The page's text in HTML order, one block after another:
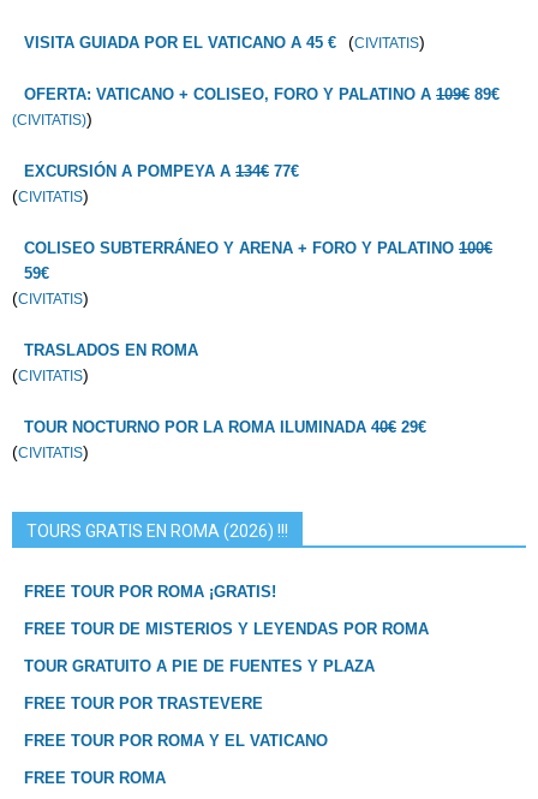
VISITA GUIADA POR EL VATICANO A 45 € (CIVITATIS)
OFERTA: VATICANO + COLISEO, FORO Y PALATINO A 109€ 89€
(CIVITATIS))
EXCURSIÓN A POMPEYA A 134€ 77€
(CIVITATIS)
COLISEO SUBTERRÁNEO Y ARENA + FORO Y PALATINO 100€
59€
(CIVITATIS)
TRASLADOS EN ROMA
(CIVITATIS)
TOUR NOCTURNO POR LA ROMA ILUMINADA 40€ 29€
(CIVITATIS)
TOURS GRATIS EN ROMA (2026) !!!
FREE TOUR POR ROMA ¡GRATIS!
FREE TOUR DE MISTERIOS Y LEYENDAS POR ROMA
TOUR GRATUITO A PIE DE FUENTES Y PLAZA
FREE TOUR POR TRASTEVERE
FREE TOUR POR ROMA Y EL VATICANO
FREE TOUR ROMA